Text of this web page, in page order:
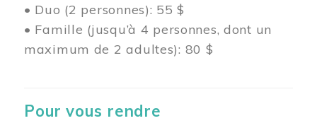
• Duo (2 personnes): 55 $
• Famille (jusqu’à 4 personnes, dont un
maximum de 2 adultes): 80 $
Pour vous rendre